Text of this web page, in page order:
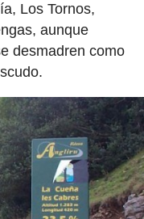
Los Tornos,
aunque
desmadren como